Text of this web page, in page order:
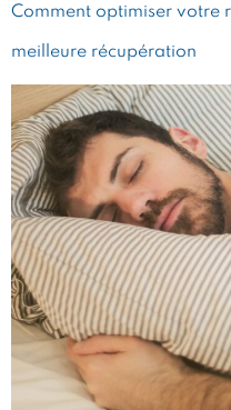
Comment optimiser votre
meilleure récupération